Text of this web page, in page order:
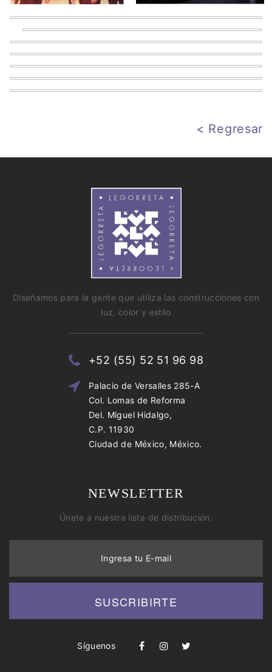
< Regresar
Diseñamos para la gente que utiliza las construcciones con
luz, color y estilo
+52 (55) 52 51 96 98
Palacio de Versalles 285-A
Col. Lomas de Reforma
Del. Miguel Hidalgo,
C.P. 11930
Ciudad de México, México.
NEWSLETTER
Únete a nuestra lista de distribución.
Ingresa tu E-mail
SUSCRIBIRTE
Síguenos